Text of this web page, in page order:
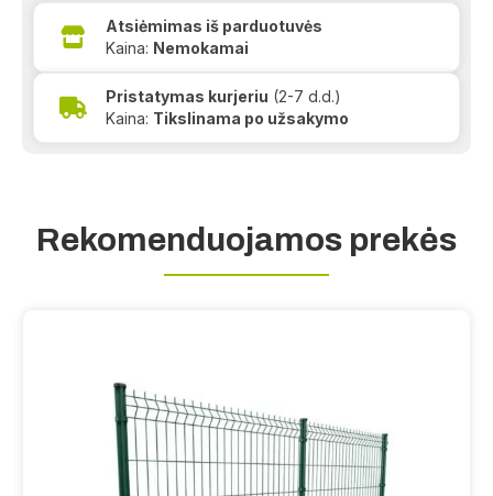
Atsiėmimas iš parduotuvės
Kaina: Nemokamai
Pristatymas kurjeriu (2-7 d.d.)
Kaina: Tikslinama po užsakymo
Rekomenduojamos prekės